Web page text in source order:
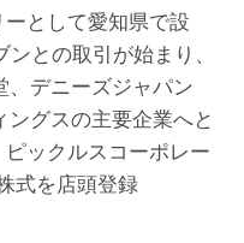
として愛知県で設
との取引が始まり、
、デニーズジャパン
グスの主要企業へと
ックルスコーポレー
式を店頭登録